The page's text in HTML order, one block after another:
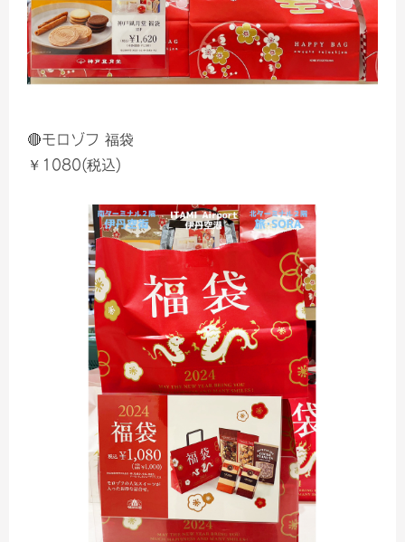
🔴モロゾフ 福袋
￥1080(税込)